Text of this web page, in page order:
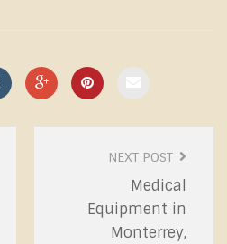
NEXT POST
Medical
Equipment in
Monterrey,